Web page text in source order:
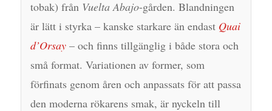
tobak) från Vuelta Abajo-gården. Blandningen
är lätt i styrka – kanske starkare än endast Quai
d’Orsay– och finns tillgänglig i både stora och
små format. Variationen av former, som
förfinats genom åren och anpassats för att passa
den moderna rökarens smak, är nyckeln till